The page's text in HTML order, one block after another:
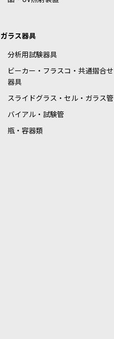
ガラス器具
分析用試験器具
ビーカー・フラスコ・共通摺合せ
器具
スライドグラス・セル・ガラス管
バイアル・試験管
瓶・容器類